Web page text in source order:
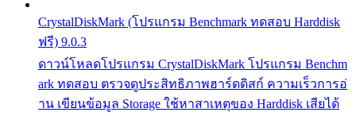
CrystalDiskMark (โปรแกรม Benchmark ทดสอบ Harddisk
ฟรี) 9.0.3
ดาวน์โหลดโปรแกรม CrystalDiskMark โปรแกรม Benchm
ark ทดสอบ ตรวจดูประสิทธิภาพฮาร์ดดิสก์ ความเร็วการอ่
าน เขียนข้อมูล Storage ใช้หาสาเหตุของ Harddisk เสียได้